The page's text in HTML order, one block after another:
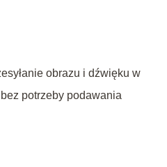
obrazu i dźwięku w
potrzeby podawania